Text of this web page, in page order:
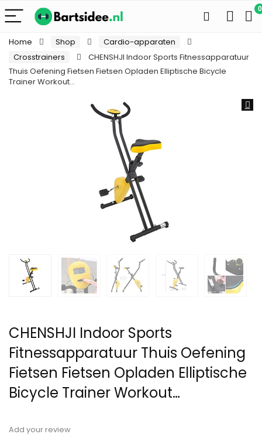
0
Home Shop
Cardio-apparaten
Crosstrainers
CHENSHJI Indoor Sports Fitnessapparatuur
Thuis Oefening Fietsen Fietsen Opladen Elliptische Bicycle
Trainer Workout…
CHENSHJI Indoor Sports
Fitnessapparatuur Thuis Oefening
Fietsen Fietsen Opladen Elliptische
Bicycle Trainer Workout…
Add your review